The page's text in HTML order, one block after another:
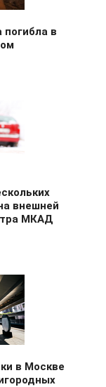
в
внешней
МКАД
в Москве